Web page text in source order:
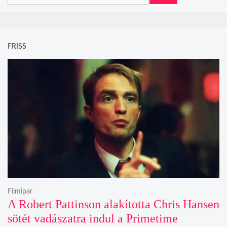
FRISS
A Robert Pattinson alakította Chris Hansen
sötét vadászatra indul a Primetime
Filmipar